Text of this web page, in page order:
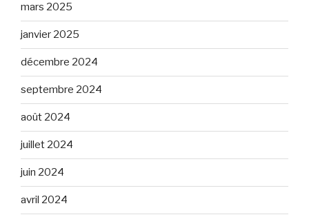
mars 2025
janvier 2025
décembre 2024
septembre 2024
août 2024
juillet 2024
juin 2024
avril 2024